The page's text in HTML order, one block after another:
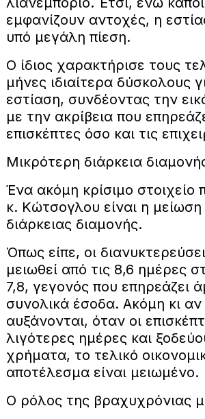
εμφανίζουν αντοχές, η
υπό μεγάλη πίεση.
Ο ίδιος χαρακτήρισε τους
μήνες ιδιαίτερα δύσκολους
εστίαση, συνδέοντας την
με την ακρίβεια που
επισκέπτες όσο και τις
Μικρότερη διάρκεια
Ένα ακόμη κρίσιμο στοιχείο
κ. Κώτσογλου είναι η
διάρκειας διαμονής.
Όπως είπε, οι
μειωθεί από τις 8,6 ημέρες
7,8, γεγονός που επηρεάζει
συνολικά έσοδα. Ακόμη κι αν
αυξάνονται, όταν οι
λιγότερες ημέρες και
χρήματα, το τελικό
αποτέλεσμα είναι μειωμένο.
Ο ρόλος της βραχυχρόνιας